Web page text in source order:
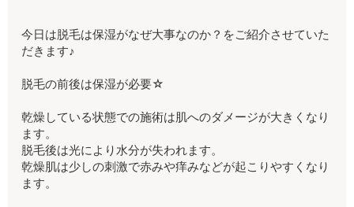
今日は脱毛は保湿がなぜ大事なのか？をご紹介させていた
だきます♪
脱毛の前後は保湿が必要☆
乾燥している状態での施術は肌へのダメージが大きくなり
ます。
脱毛後は光により水分が失われます。
乾燥肌は少しの刺激で赤みや痒みなどが起こりやすくなり
ます。